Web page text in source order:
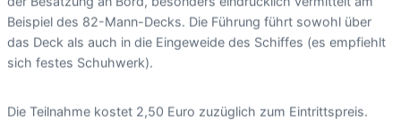
Beispiel des 82-Mann-Decks. Die Führung führt sowohl über
das Deck als auch in die Eingeweide des Schiffes (es empfiehlt
sich festes Schuhwerk).
Die Teilnahme kostet 2,50 Euro zuzüglich zum Eintrittspreis.